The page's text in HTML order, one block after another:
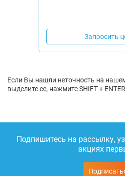
Запросить
Если Вы нашли неточность на
выделите ее, нажмите SHIFT + ENTER
Подпишитесь на рассылку,
акциях